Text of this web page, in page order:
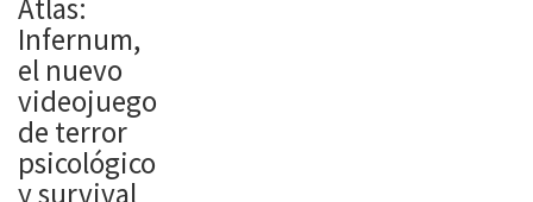
Atlas:
Infernum,
el nuevo
videojuego
de terror
psicológico
y survival